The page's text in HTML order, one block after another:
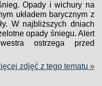
Opady i wichury na
układem barycznym z
W najbliższych dniach
opady śniegu. Alert
ostrzega przed
zdjęć z tego tematu »